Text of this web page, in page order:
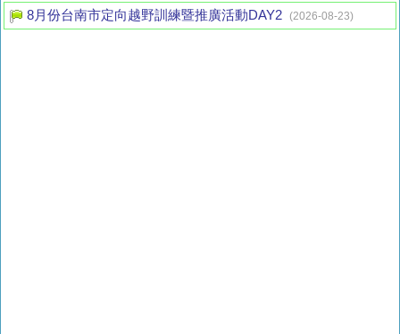
8月份台南市定向越野訓練暨推廣活動DAY2 (2026-08-23)